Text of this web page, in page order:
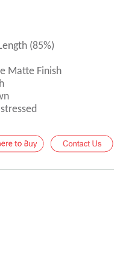
(85%)
Matte Finish